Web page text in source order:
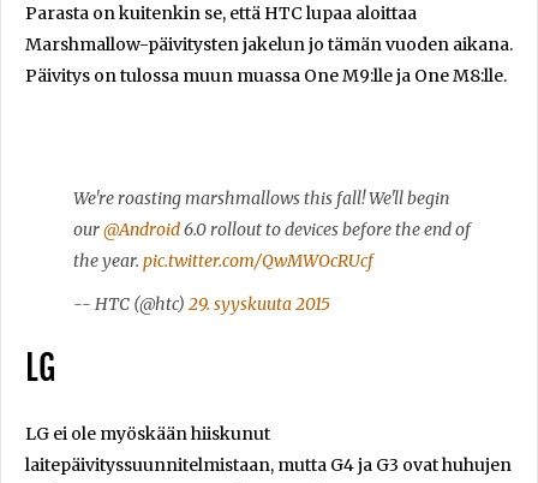
Parasta on kuitenkin se, että HTC lupaa aloittaa
Marshmallow-päivitysten jakelun jo tämän vuoden aikana.
Päivitys on tulossa muun muassa One M9:lle ja One M8:lle.
We're roasting marshmallows this fall! We'll begin
our@Android6.0 rollout to devices before the end of
the year. pic.twitter.com/QwMWOcRUcf
-- HTC (@htc) 29. syyskuuta 2015
LG
LG ei ole myöskään hiiskunut
laitepäivityssuunnitelmistaan, mutta G4 ja G3 ovat huhujen